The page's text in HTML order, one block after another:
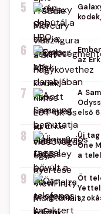
5
6
az
7
A
első
8
Új
One
a
9
Öt